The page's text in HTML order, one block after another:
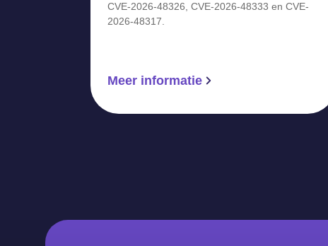
CVE-2026-48326, CVE-2026-48333 en CVE-
2026-48317.
Meer informatie